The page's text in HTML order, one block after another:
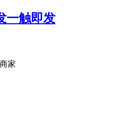
一触即发
家